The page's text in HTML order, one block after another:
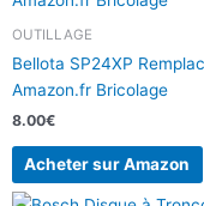
OUTILLAGE
Bellota SP24XP
Amazon.fr Bricolage
8.00€
Acheter sur Amazon